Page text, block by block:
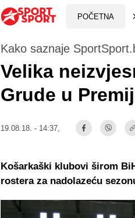
POČETNA
Kako saznaje
Velika
Grude u
19.08.18. - 14:37,
Košarkaški klubovi širom
rostera za nadolazeću